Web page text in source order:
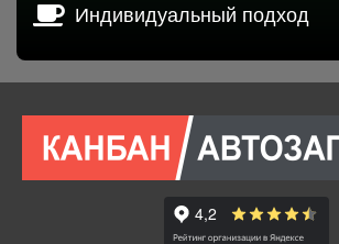
Индивидуальный подход